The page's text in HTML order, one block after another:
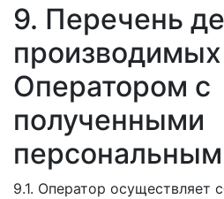
9. Перечень
производимых
Оператором с
полученными
9.1. Оператор осуществляет